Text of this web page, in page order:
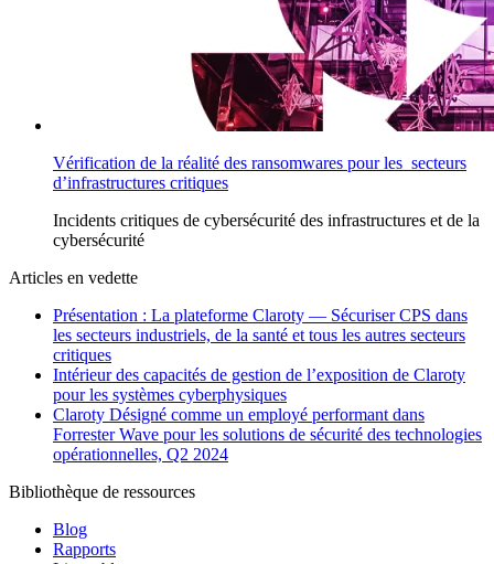
Vérification de la réalité des ransomwares pour les secteurs
d’infrastructures critiques
Incidents critiques de cybersécurité des infrastructures et de la
cybersécurité
Articles en vedette
Présentation : La plateforme Claroty — Sécuriser CPS dans
les secteurs industriels, de la santé et tous les autres secteurs
critiques
Intérieur des capacités de gestion de l’exposition de Claroty
pour les systèmes cyberphysiques
Claroty Désigné comme un employé performant dans
Forrester Wave pour les solutions de sécurité des technologies
opérationnelles, Q2 2024
Bibliothèque de ressources
Blog
Rapports